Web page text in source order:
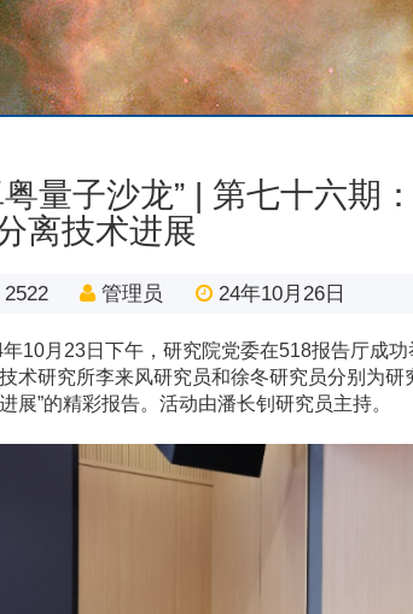
粤量子沙龙” | 第七十六期
离技术进展
2522 管理员 24年10月26日
10月23日下午，研究院党委在518报告厅成
术研究所李来风研究员和徐冬研究员分别为研
展”的精彩报告。活动由潘长钊研究员主持。